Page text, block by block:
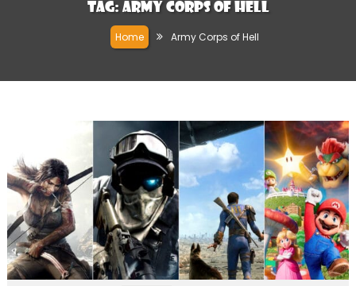
Tag: Army Corps of Hell
Home Army Corps of Hell